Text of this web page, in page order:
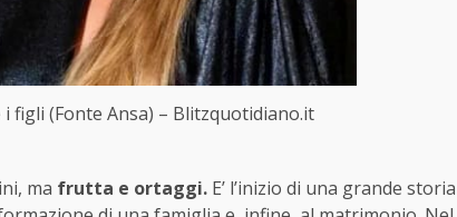
figli (Fonte Ansa) – Blitzquotidiano.it
ma frutta e ortaggi. E’ l’inizio di una grande storia